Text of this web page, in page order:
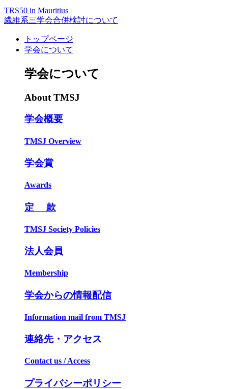
TRS50 in Mauritius
繊維系三学会合併検討について
トップページ
学会について
学会について
About TMSJ
学会概要
TMSJ Overview
学会賞
Awards
定 款
TMSJ Society Policies
法人会員
Membership
学会からの情報配信
Information mail from TMSJ
連絡先・アクセス
Contact us / Access
プライバシーポリシー